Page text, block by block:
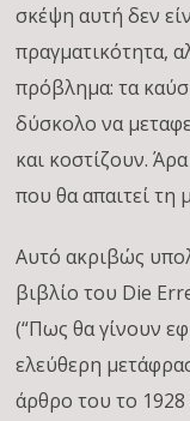
σκέψη αυτή δεν
πραγματικότητα,
πρόβλημα: τα
δύσκολο να
και κοστίζουν.
που θα απαιτεί τη
Αυτό ακριβώς
βιβλίο του Die
(“Πως θα γίνουν
ελεύθερη
άρθρο του το 1928